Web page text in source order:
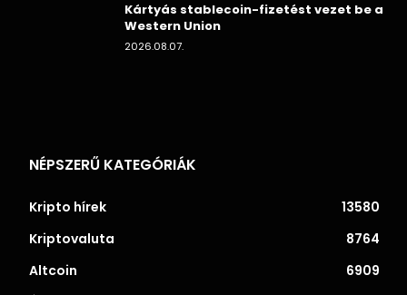
Kártyás stablecoin-fizetést vezet be a
Western Union
2026.08.07.
NÉPSZERŰ KATEGÓRIÁK
Kripto hírek
13580
Kriptovaluta
8764
Altcoin
6909